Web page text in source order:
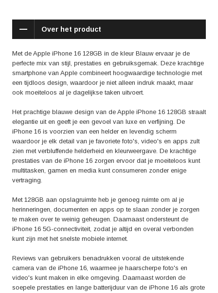
smartphone in huis die niet alleen voorziet in al je behoeften, maar je
ook een gevoel van luxe en verfijning geeft. Ervaar de perfecte
combinatie van design, prestaties en gebruiksgemak met de iPhone 16
en ontdek zelf waarom dit toestel zo geliefd is onder gebruikers
wereldwijd.
Over het product
Met de Apple iPhone 16 128GB in de kleur Blauw ervaar je de
perfecte mix van stijl, prestaties en gebruiksgemak. Deze krachtige
smartphone van Apple combineert hoogwaardige technologie met
een tijdloos design, waardoor je niet alleen indruk maakt, maar
ook moeiteloos al je dagelijkse taken uitvoert.
Het prachtige blauwe design van de Apple iPhone 16 128GB straalt
elegantie uit en geeft je een gevoel van luxe en verfijning. De
iPhone 16 is voorzien van een helder en levendig scherm
waardoor je elk detail van je favoriete foto's, video's en apps zult
zien met verbluffende helderheid en kleurweergave. De krachtige
prestaties van de iPhone 16 zorgen ervoor dat je moeiteloos kunt
multitasken, gamen en media kunt consumeren zonder enige
vertraging.
Met 128GB aan opslagruimte heb je genoeg ruimte om al je
herinneringen, documenten en apps op te slaan zonder je zorgen
te maken over te weinig geheugen. Daarnaast ondersteunt de
iPhone 16 5G-connectiviteit, zodat je altijd en overal verbonden
kunt zijn met het snelste mobiele internet.
Reviews van gebruikers benadrukken vooral de uitstekende
camera van de iPhone 16, waarmee je haarscherpe foto's en
video's kunt maken in elke omgeving. Daarnaast worden de
soepele prestaties en lange batterijduur van de iPhone 16 als grote